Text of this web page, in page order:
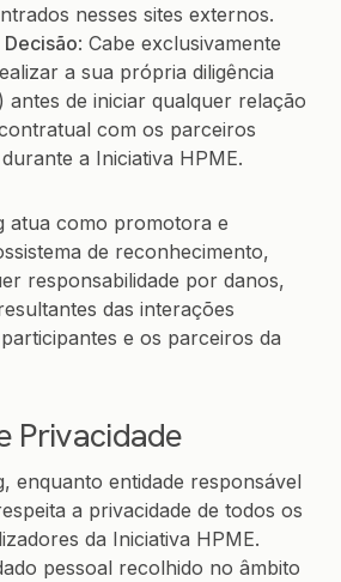
nesses sites externos.
: Cabe exclusivamente
a sua própria diligência
antes de iniciar qualquer relação
com os parceiros
a Iniciativa HPME.
atua como promotora e
de reconhecimento,
responsabilidade por danos,
das interações
e os parceiros da
Privacidade
enquanto entidade responsável
a privacidade de todos os
da Iniciativa HPME.
pessoal recolhido no âmbito